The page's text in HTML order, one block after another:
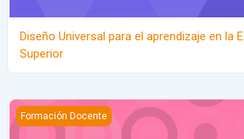
Diseño Universal para el aprendizaje en la
Superior
Google WorkSpace para la docencia
Formación Docente